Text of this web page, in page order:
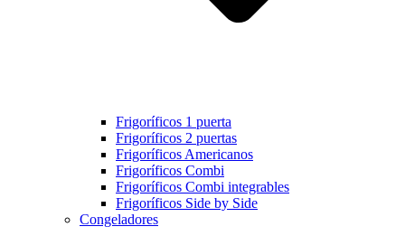
Frigoríficos 1 puerta
Frigoríficos 2 puertas
Frigoríficos Americanos
Frigoríficos Combi
Frigoríficos Combi integrables
Frigoríficos Side by Side
Congeladores